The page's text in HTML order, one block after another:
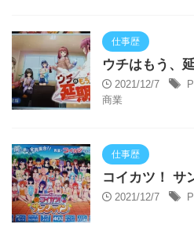
仕事歴
ウチはもう、
2021/12/7
商業
仕事歴
コイカツ！ サ
2021/12/7